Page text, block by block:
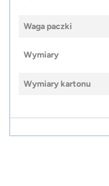
Waga paczki
Wymiary
Wymiary kartonu